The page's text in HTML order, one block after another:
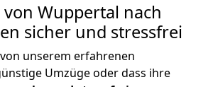
Wuppertal nach
sicher und stressfrei
unserem erfahrenen
Umzüge oder dass ihre